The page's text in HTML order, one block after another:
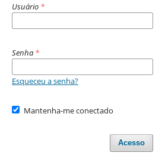
Usuário *
Senha *
Esqueceu a senha?
Mantenha-me conectado
Acesso